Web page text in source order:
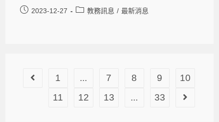
2023-12-27 教務訊息 / 最新消息
1 ... 7 8 9
10
11
12 13 ... 33